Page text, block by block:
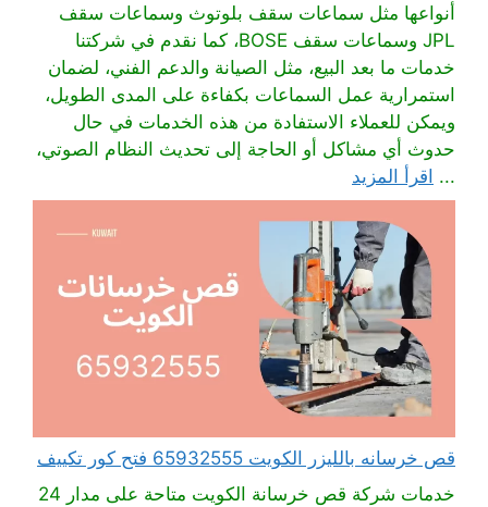
أنواعها مثل سماعات سقف بلوتوث وسماعات سقف
JPL وسماعات سقف BOSE، كما نقدم في شركتنا
خدمات ما بعد البيع، مثل الصيانة والدعم الفني، لضمان
استمرارية عمل السماعات بكفاءة على المدى الطويل،
ويمكن للعملاء الاستفادة من هذه الخدمات في حال
حدوث أي مشاكل أو الحاجة إلى تحديث النظام الصوتي،
... اقرأ المزيد
قص خرسانه بالليزر الكويت 65932555 فتح كور تكييف
خدمات شركة قص خرسانة الكويت متاحة على مدار 24